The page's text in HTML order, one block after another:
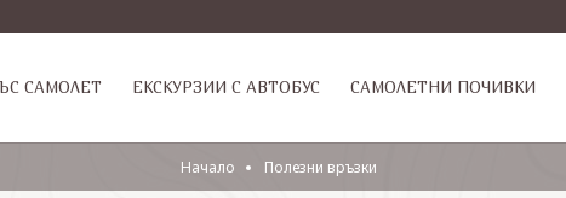
САМОЛЕТ ЕКСКУРЗИИ С АВТОБУС САМОЛЕТНИ ПОЧИВКИ
Начало Полезни връзки